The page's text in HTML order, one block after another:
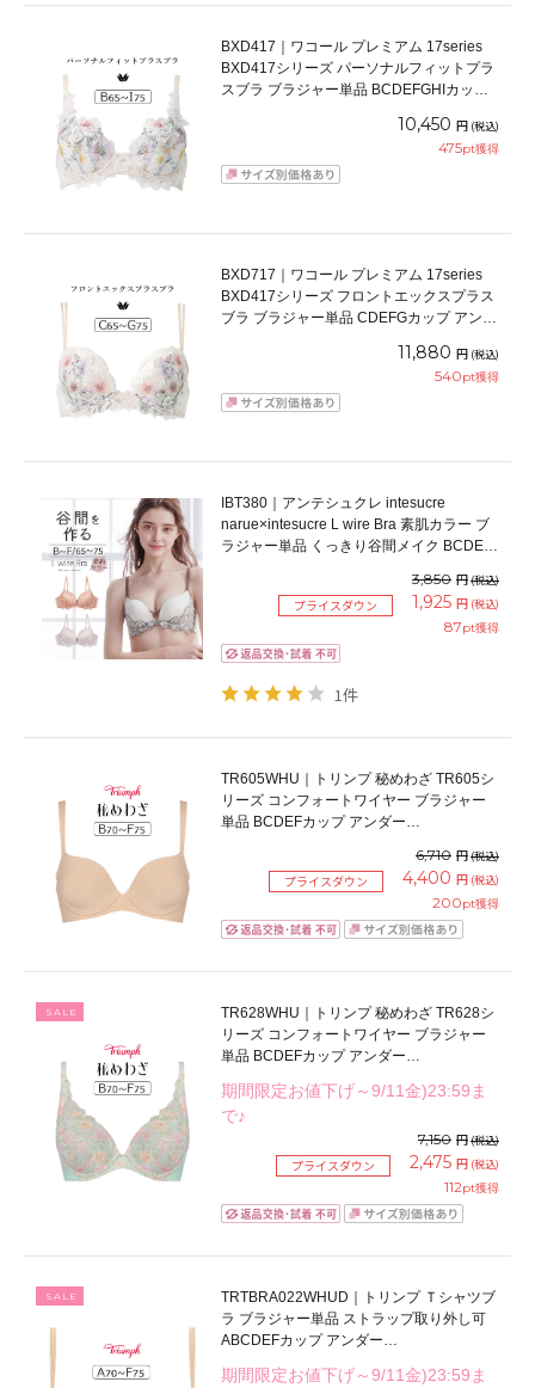
BXD417｜ワコール プレミアム 17series
BXD417シリーズ パーソナルフィットプラ
スブラ ブラジャー単品 BCDEFGHIカップ
10,450 円 (税込)
475pt獲得
BXD717｜ワコール プレミアム 17series
BXD417シリーズ フロントエックスプラス
ブラ ブラジャー単品 CDEFGカップ アンダ
11,880 円 (税込)
540pt獲得
IBT380｜アンテシュクレ intesucre
narue×intesucre L wire Bra 素肌カラー ブ
ラジャー単品 くっきり谷間メイク BCDEF
3,850 円(税込)
プライスダウン 1,925 円 (税込)
87pt獲得
1件
TR605WHU｜トリンプ 秘めわざ TR605シ
リーズ コンフォートワイヤー ブラジャー
単品 BCDEFカップ アンダー
6,710 円(税込)
プライスダウン 4,400 円 (税込)
200pt獲得
SALE
TR628WHU｜トリンプ 秘めわざ TR628シ
リーズ コンフォートワイヤー ブラジャー
単品 BCDEFカップ アンダー
期間限定お値下げ～9/11金)23:59ま
で♪
7,150 円(税込)
プライスダウン 2,475 円 (税込)
112pt獲得
SALE
TRTBRA022WHUD｜トリンプ Ｔシャツブ
ラ ブラジャー単品 ストラップ取り外し可
ABCDEFカップ アンダー
期間限定お値下げ～9/11金)23:59ま